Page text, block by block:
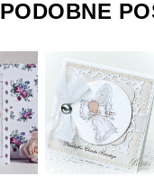
PODOBNE